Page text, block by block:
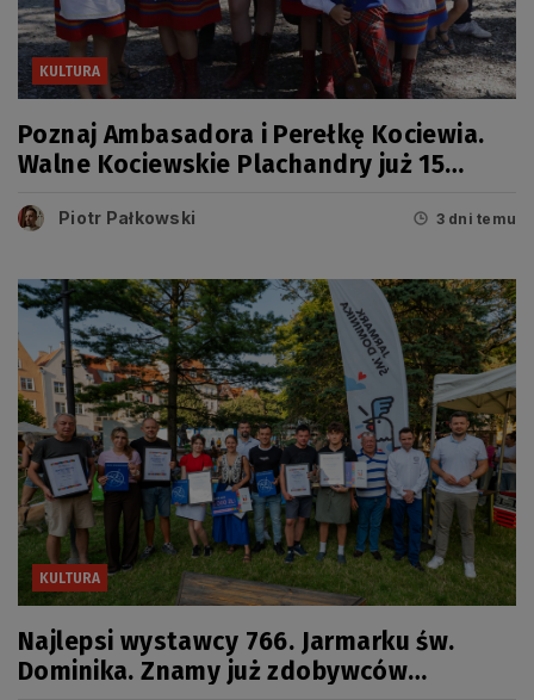
KULTURA
Poznaj Ambasadora i Perełkę Kociewia.
Walne Kociewskie Plachandry już 15
Piotr Pałkowski 3 dni temu
KULTURA
Najlepsi wystawcy 766. Jarmarku św.
Dominika. Znamy już zdobywców